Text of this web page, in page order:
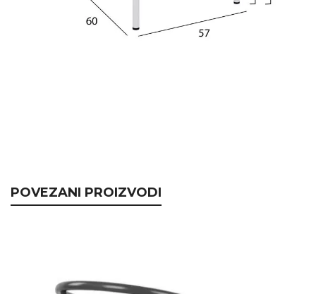
POVEZANI PROIZVODI